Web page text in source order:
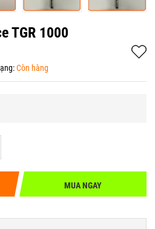
TGR 1000
Còn hàng
MUA NGAY